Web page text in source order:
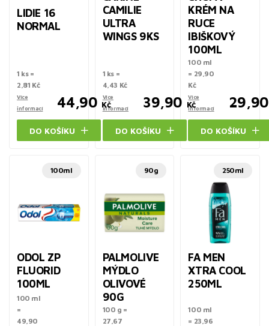
LIDIE 16
NORMAL
1 ks =
2,81 Kč
Více
informací
44,90 Kč
DO KOŠÍKU
CAMILIE
ULTRA
WINGS 9KS
1 ks =
4,43 Kč
Více
informací
39,90 Kč
DO KOŠÍKU
KRÉM NA
RUCE
IBIŠKOVÝ
100ML
100 ml
= 29,90
Kč
Více
informací
29,90
DO KOŠÍKU
100ml
ODOL ZP
FLUORID
100ML
100 ml
=
49,90
90g
PALMOLIVE
MÝDLO
OLIVOVÉ
90G
100 g =
27,67
250ml
FA MEN
XTRA COOL
250ML
100 ml
= 23,96